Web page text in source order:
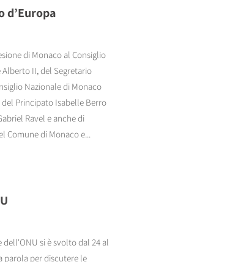
d’Europa
di Monaco al Consiglio
Alberto II, del Segretario
Nazionale di Monaco
Principato Isabelle Berro
Ravel e anche di
Comune di Monaco e...
si è svolto dal 24 al
parola per discutere le